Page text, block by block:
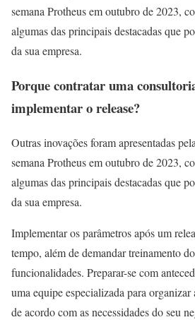
semana Protheus em outubro de 2023,
algumas das principais destacadas que
da sua empresa.
Porque contratar uma
implementar o release?
Outras inovações foram apresentadas
semana Protheus em outubro de 2023,
algumas das principais destacadas que
da sua empresa.
Implementar os parâmetros após um
tempo, além de demandar treinamento
funcionalidades. Preparar-se com
uma equipe especializada para
de acordo com as necessidades do seu